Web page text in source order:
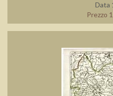
Data
Prezzo